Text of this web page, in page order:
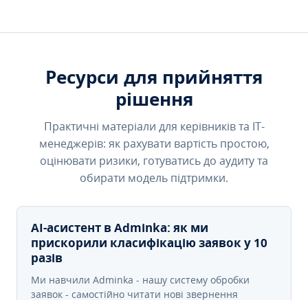
Ресурси для прийняття
рішення
Практичні матеріали для керівників та IT-
менеджерів: як рахувати вартість простою,
оцінювати ризики, готуватись до аудиту та
обирати модель підтримки.
AI-асистент в Adminka: як ми
прискорили класифікацію заявок у 10
разів
Ми навчили Adminka - нашу систему обробки
заявок - самостійно читати нові звернення